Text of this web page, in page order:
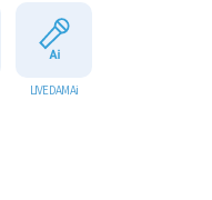
LIVE DAM Ai